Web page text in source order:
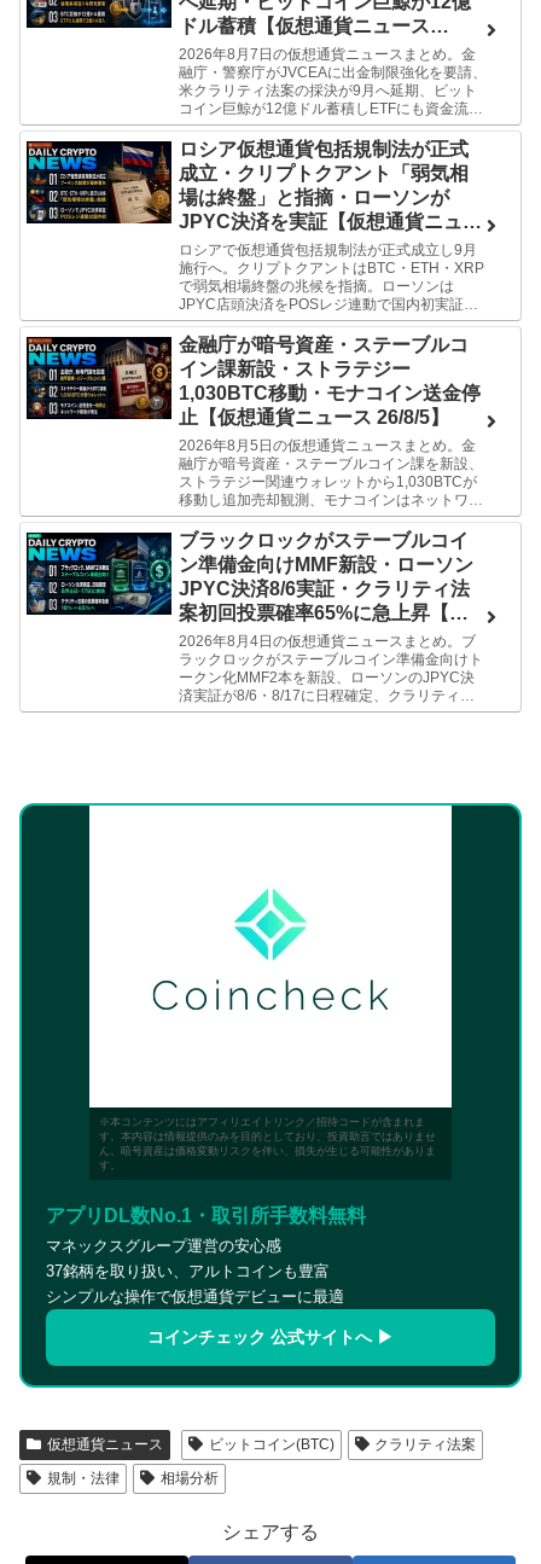
ドル蓄積【仮想通貨ニュース
26/8/7】
2026年8月7日の仮想通貨ニュースまとめ。金
融庁・警察庁がJVCEAに出金制限強化を要請、
米クラリティ法案の採決が9月へ延期、ビット
コイン巨鯨が12億ドル蓄積しETFにも資金流
入。ミーがわかりやすく解説します。
ロシア仮想通貨包括規制法が正式
成立・クリプトクアント「弱気相
場は終盤」と指摘・ローソンが
JPYC決済を実証【仮想通貨ニュー
ス 26/8/6】
ロシアで仮想通貨包括規制法が正式成立し9月
施行へ。クリプトクアントはBTC・ETH・XRP
で弱気相場終盤の兆候を指摘。ローソンは
JPYC店頭決済をPOSレジ連動で国内初実証。
ミーが今日の3本をわかりやすく解説します。
金融庁が暗号資産・ステーブルコ
イン課新設・ストラテジー
1,030BTC移動・モナコイン送金停
止【仮想通貨ニュース 26/8/5】
2026年8月5日の仮想通貨ニュースまとめ。金
融庁が暗号資産・ステーブルコイン課を新設、
ストラテジー関連ウォレットから1,030BTCが
移動し追加売却観測、モナコインはネットワー
ク障害でbitFlyerが送受金を一時停止。ミーがわ
かりやすく解説します。
ブラックロックがステーブルコイ
ン準備金向けMMF新設・ローソン
JPYC決済8/6実証・クラリティ法
案初回投票確率65%に急上昇【仮
想通貨ニュース 26/8/4】
2026年8月4日の仮想通貨ニュースまとめ。ブ
ラックロックがステーブルコイン準備金向けト
ークン化MMF2本を新設、ローソンのJPYC決
済実証が8/6・8/17に日程確定、クラリティ法
案の休会前初回投票確率が18%から65%に急上
※本コンテンツにはアフィリエイトリンク／招待コードが含まれま
す。本内容は情報提供のみを目的としており、投資助言ではありませ
ん。暗号資産は価格変動リスクを伴い、損失が生じる可能性がありま
す。
アプリDL数No.1・取引所手数料無料
マネックスグループ運営の安心感
37銘柄を取り扱い、アルトコインも豊富
シンプルな操作で仮想通貨デビューに最適
コインチェック 公式サイトへ ▶
仮想通貨ニュース ビットコイン(BTC)
クラリティ法案
規制・法律
相場分析
シェアする